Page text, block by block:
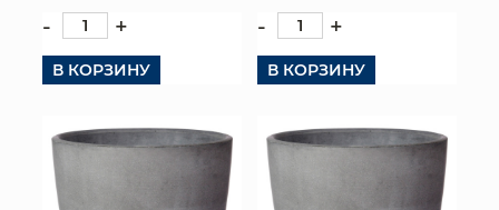
ОПТОВЫМ КЛИЕНТАМ
ДОСТАВКА И ОПЛАТА
КОНТАКТЫ
- +
В КОРЗИНУ
- +
В КОРЗИНУ